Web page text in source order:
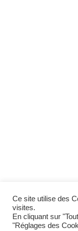
Ce site utilise des
visites.
En cliquant sur
"Réglages des